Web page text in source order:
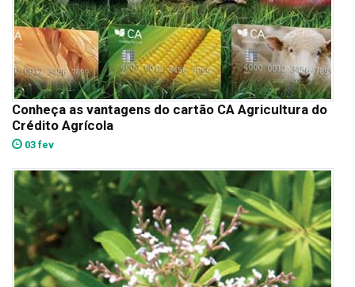
Conheça as vantagens do cartão CA Agricultura do
Crédito Agrícola
03 fev